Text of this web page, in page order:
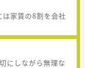
家賃の8割を会社
にしながら無理な